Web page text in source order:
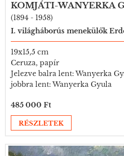
KOMJÁTI-WANYERKA
(1894 - 1958)
I. világháborús menekülők
19x15,5 cm
Ceruza, papír
Jelezve balra lent: Wanyerka
jobbra lent: Wanyerka Gyula
485 000 Ft
RÉSZLETEK